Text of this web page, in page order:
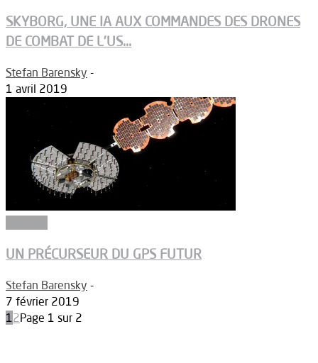
SKYBORG, UNE IA AUX COMMANDES DES DRONES
DE COMBAT DE L’US...
Stefan Barensky -
1 avril 2019
UN PRÉCURSEUR DU GPS FUTUR
Stefan Barensky -
7 février 2019
12Page 1 sur 2